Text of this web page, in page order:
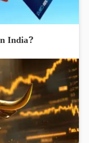
India?